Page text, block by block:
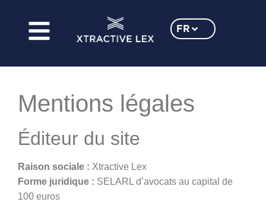
FR
EN
Mentions légales
Éditeur du site
Raison sociale : Xtractive Lex
Forme juridique : SELARL d’avocats au capital de
100 euros